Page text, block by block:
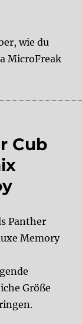
wie du
MicroFreak
Cub
Panther
Memory
Größe